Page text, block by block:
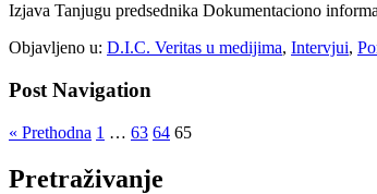
Izjava Tanjugu predsednika Dokumentaciono
Objavljeno u: D.I.C. Veritas u medijima, Intervjui,
Post Navigation
« Prethodna 1 … 63 64 65
Pretraživanje